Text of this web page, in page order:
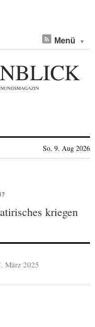
Menü
So, 9. Aug 2026
kriegen
März 2025